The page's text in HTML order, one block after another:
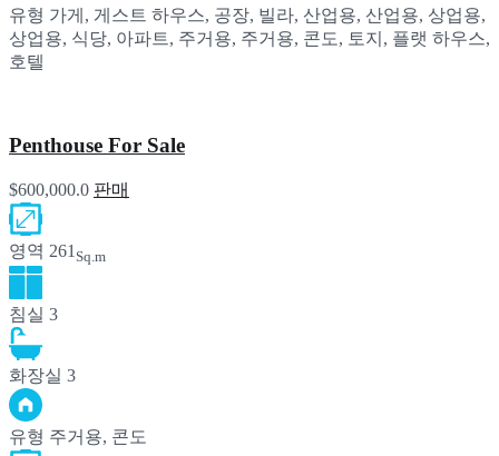
유형 가게, 게스트 하우스, 공장, 빌라, 산업용, 산업용, 상업용,
상업용, 식당, 아파트, 주거용, 주거용, 콘도, 토지, 플랫 하우스,
호텔
Penthouse For Sale
$600,000.0 판매
영역 261 Sq.m
침실 3
화장실 3
유형 주거용, 콘도